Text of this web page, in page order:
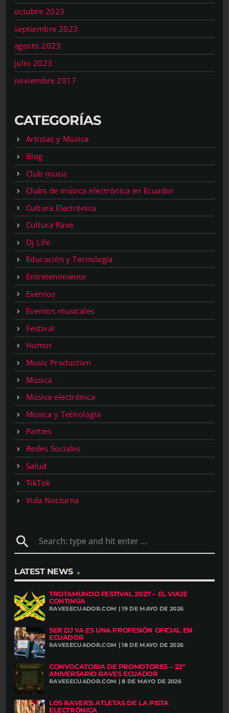
octubre 2023
septiembre 2023
agosto 2023
julio 2023
noviembre 2017
CATEGORÍAS
Artistas y Música
Blog
Club music
Clubs de música electrónica en Ecuador
Cultura Electrónica
Cultura Rave
Dj Life
Educación y Tecnología
Entretenimiento
Eventos
Eventos musicales
Festival
Humor
Music Production
Música
Música electrónica
Música y Tecnología
Parties
Redes Sociales
Salud
TikTok
Vida Nocturna
search
LATEST NEWS
TROTAMUNDO FESTIVAL 2027 – EL VIAJE
CONTINÚA
RAVESECUADOR.COM | 19 DE MAYO DE 2026
SER DJ YA ES UNA PROFESIÓN OFICIAL EN
ECUADOR
RAVESECUADOR.COM | 18 DE MAYO DE 2026
CONVOCATORIA DE PROMOTORES – 22º
ANIVERSARIO RAVES ECUADOR
RAVESECUADOR.COM | 8 DE MAYO DE 2026
LOS RAVERS: ATLETAS DE LA PISTA
ELECTRÓNICA